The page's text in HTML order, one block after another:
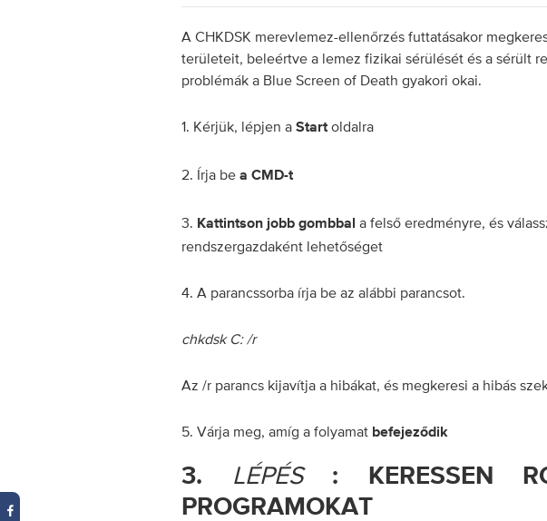
A CHKDSK merevlemez-ellenőrzés futtatásakor
területeit, beleértve a lemez fizikai sérülését és a sérült
problémák a Blue Screen of Death gyakori okai.
1. Kérjük, lépjen a Start oldalra
2. Írja be a CMD-t
3. Kattintson jobb gombbal a felső eredményre, és
rendszergazdaként lehetőséget
4. A parancssorba írja be az alábbi parancsot.
chkdsk C: /r
Az /r parancs kijavítja a hibákat, és megkeresi a hibás
5. Várja meg, amíg a folyamat befejeződik
3. LÉPÉS: KERESSEN
PROGRAMOKAT